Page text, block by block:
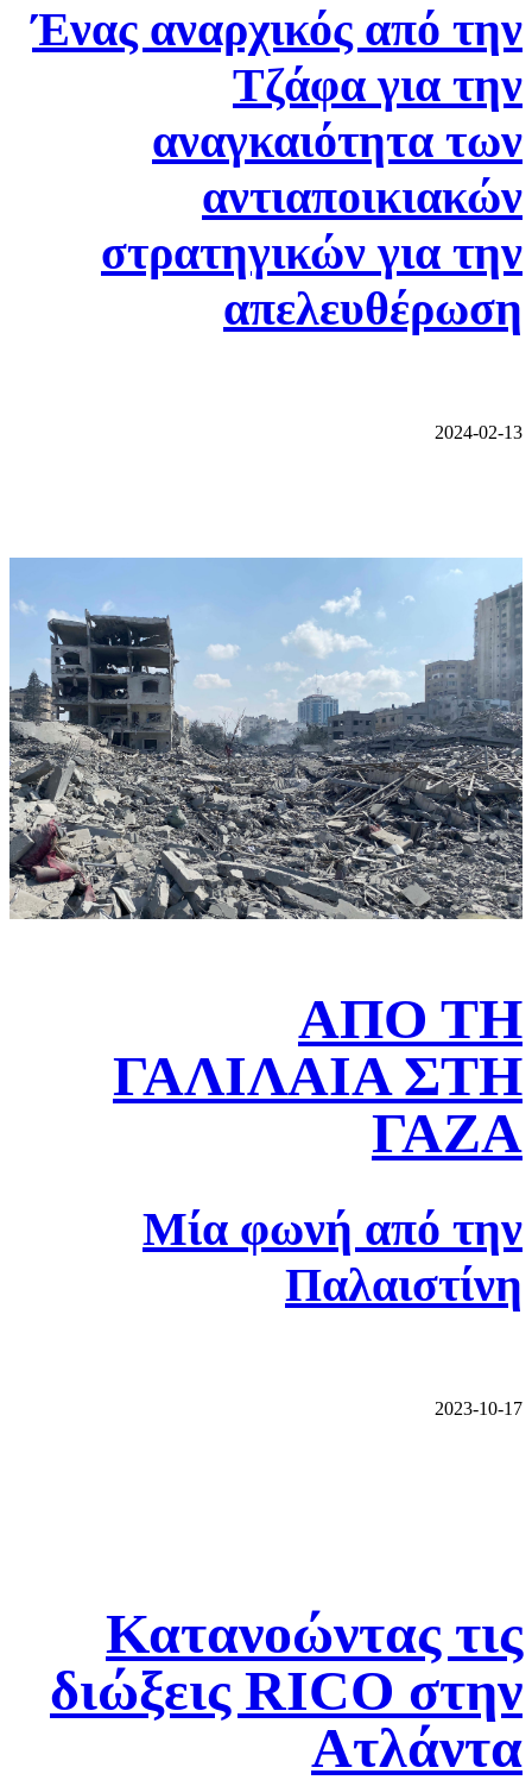
Ένας αναρχικός από την
Τζάφα για την
αναγκαιότητα των
αντιαποικιακών
στρατηγικών για την
απελευθέρωση
2024-02-13
ΑΠΟ ΤΗ
ΓΑΛΙΛΑΙΑ ΣΤΗ
ΓΑΖΑ
Μία φωνή από την
Παλαιστίνη
2023-10-17
Κατανοώντας τις
διώξεις RICO στην
Ατλάντα